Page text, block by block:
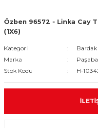
Özben 96572 - Linka Cay
(1X6)
Kategori
Bardak
Marka
Stok Kodu
H-